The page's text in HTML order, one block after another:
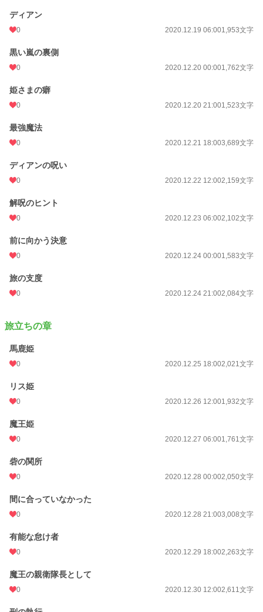
ディアン
0 2020.12.19 06:001,953文字
黒い嵐の裏側
0 2020.12.20 00:001,762文字
姫さまの癖
0 2020.12.20 21:001,523文字
最強魔法
0 2020.12.21 18:003,689文字
ディアンの呪い
0 2020.12.22 12:002,159文字
解呪のヒント
0 2020.12.23 06:002,102文字
前に向かう決意
0 2020.12.24 00:001,583文字
旅の支度
0 2020.12.24 21:002,084文字
旅立ちの章
馬鹿姫
0 2020.12.25 18:002,021文字
リス姫
0 2020.12.26 12:001,932文字
魔王姫
0 2020.12.27 06:001,761文字
砦の関所
0 2020.12.28 00:002,050文字
間に合っていなかった
0 2020.12.28 21:003,008文字
有能な怠け者
0 2020.12.29 18:002,263文字
魔王の親衛隊長として
0 2020.12.30 12:002,611文字